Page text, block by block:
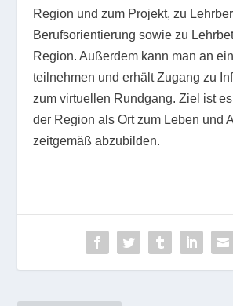
Region und zum Projekt, zu
Berufsorientierung sowie zu
Region. Außerdem kann man an
teilnehmen und erhält Zugang zu
zum virtuellen Rundgang. Ziel ist
der Region als Ort zum Leben und
zeitgemäß abzubilden.